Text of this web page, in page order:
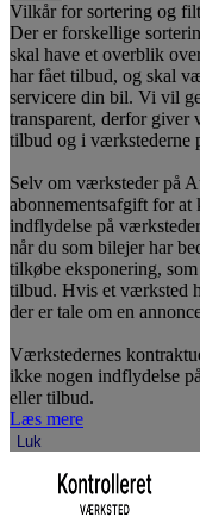
Vilkår for sortering og
Der er forskellige
skal have et overblik
har fået tilbud, og skal
servicere din bil. Vi vil
transparent, derfor giver
tilbud og i værkstederne
Selv om værksteder på
abonnementsafgift for at
indflydelse på
når du som bilejer har
tilkøbe eksponering,
tilbud. Hvis et værksted
der er tale om en
Værkstedernes
ikke nogen indflydelse
eller tilbud.
Læs mere
Luk